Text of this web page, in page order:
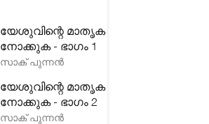
യേശുവിന്റെ മാതൃക
നോക്കുക - ഭാഗം 1
സാക് പുന്നൻ
യേശുവിന്റെ മാതൃക
നോക്കുക - ഭാഗം 2
സാക് പുന്നൻ